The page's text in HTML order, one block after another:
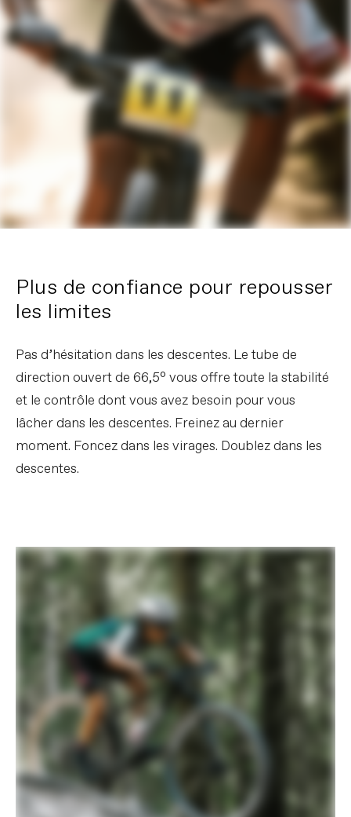
Plus de confiance pour repousser
les limites
Pas d’hésitation dans les descentes. Le tube de
direction ouvert de 66,5° vous offre toute la stabilité
et le contrôle dont vous avez besoin pour vous
lâcher dans les descentes. Freinez au dernier
moment. Foncez dans les virages. Doublez dans les
descentes.